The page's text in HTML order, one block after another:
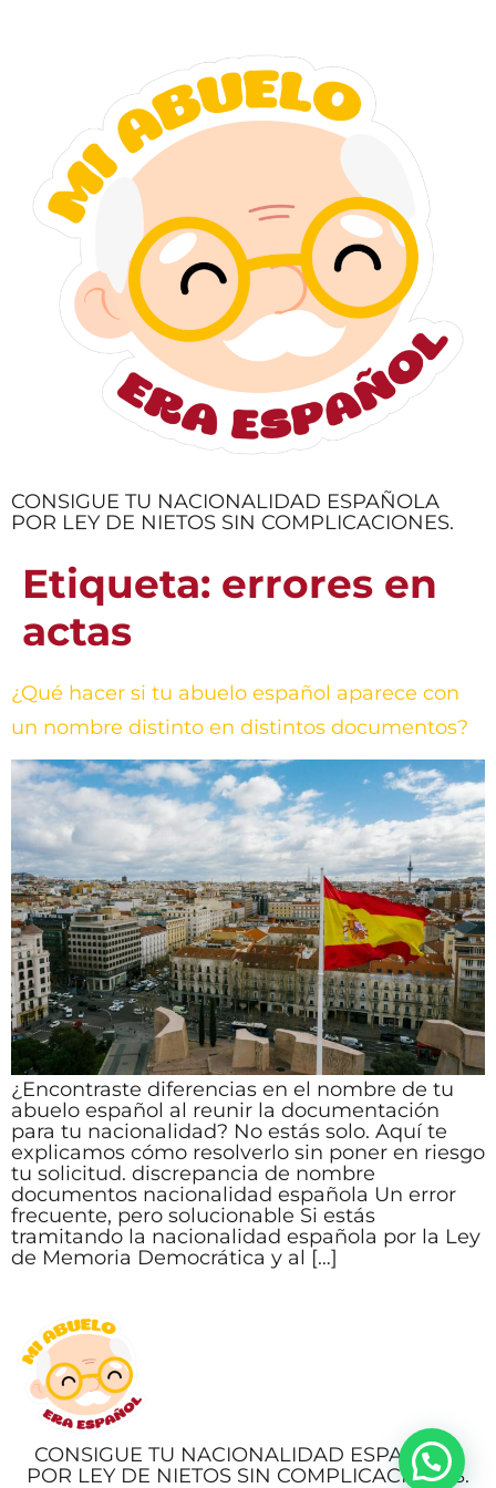
CONSIGUE TU NACIONALIDAD ESPAÑOLA
POR LEY DE NIETOS SIN COMPLICACIONES.
Etiqueta: errores en
actas
¿Qué hacer si tu abuelo español aparece con
un nombre distinto en distintos documentos?
¿Encontraste diferencias en el nombre de tu
abuelo español al reunir la documentación
para tu nacionalidad? No estás solo. Aquí te
explicamos cómo resolverlo sin poner en riesgo
tu solicitud. discrepancia de nombre
documentos nacionalidad española Un error
frecuente, pero solucionable Si estás
tramitando la nacionalidad española por la Ley
de Memoria Democrática y al […]
CONSIGUE TU NACIONALIDAD ESPAÑOLA
POR LEY DE NIETOS SIN COMPLICACIONES.